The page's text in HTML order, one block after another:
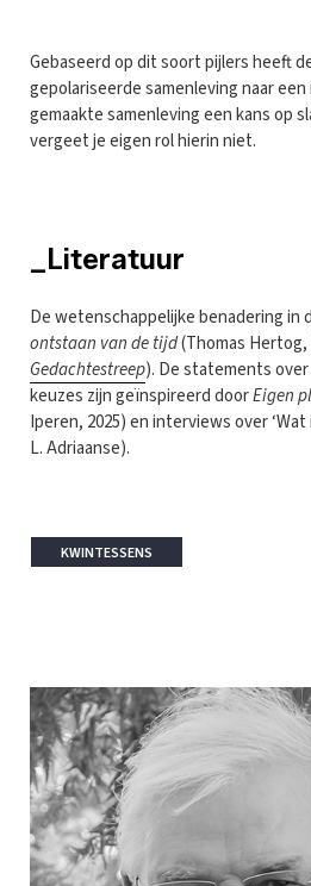
Gebaseerd op dit soort pijlers heeft
gepolariseerde samenleving naar
gemaakte samenleving een kans op
vergeet je eigen rol hierin niet.
_Literatuur
De wetenschappelijke benadering in
ontstaan van de tijd(Thomas Hertog,
Gedachtestreep). De statements
keuzes zijn geïnspireerd doorEigen
Iperen, 2025) en interviews over
L. Adriaanse).
KWINTESSENS